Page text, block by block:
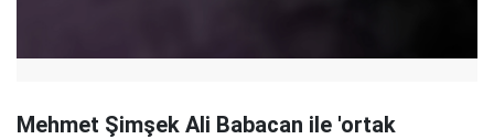
Mehmet Şimşek Ali Babacan ile 'ortak